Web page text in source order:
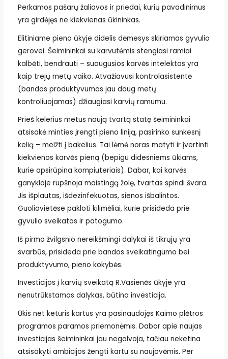
Perkamos pašarų žaliavos ir priedai, kurių pavadinimus
yra girdėjęs ne kiekvienas ūkininkas.
Elitiniame pieno ūkyje didelis dėmesys skiriamas gyvulio
gerovei. Šeimininkai su karvutėmis stengiasi ramiai
kalbėti, bendrauti – suaugusios karvės intelektas yra
kaip trejų metų vaiko. Atvažiavusi kontrolasistentė
(bandos produktyvumas jau daug metų
kontroliuojamas) džiaugiasi karvių ramumu.
Prieš kelerius metus naują tvartą statę šeimininkai
atsisakė minties įrengti pieno liniją, pasirinko sunkesnį
kelią – melžti į bakelius. Tai lėmė noras matyti ir įvertinti
kiekvienos karvės pieną (bepigu didesniems ūkiams,
kurie apsirūpina kompiuteriais). Dabar, kai karvės
ganykloje rupšnoja maistingą žolę, tvartas spindi švara.
Jis išplautas, išdezinfekuotas, sienos išbalintos.
Guoliavietėse pakloti kilimėliai, kurie prisideda prie
gyvulio sveikatos ir patogumo.
Iš pirmo žvilgsnio nereikšmingi dalykai iš tikrųjų yra
svarbūs, prisideda prie bandos sveikatingumo bei
produktyvumo, pieno kokybės.
Investicijos į karvių sveikatą R.Vasienės ūkyje yra
nenutrūkstamas dalykas, būtina investicija.
Ūkis net keturis kartus yra pasinaudojęs Kaimo plėtros
programos paramos priemonėmis. Dabar apie naujas
investicijas šeimininkai jau negalvoja, tačiau neketina
atsisakyti ambicijos žengti kartu su naujovėmis. Per